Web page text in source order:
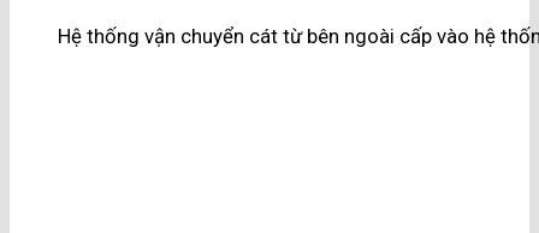
Hệ thống vận chuyển cát từ bên ngoài cấp vào hệ